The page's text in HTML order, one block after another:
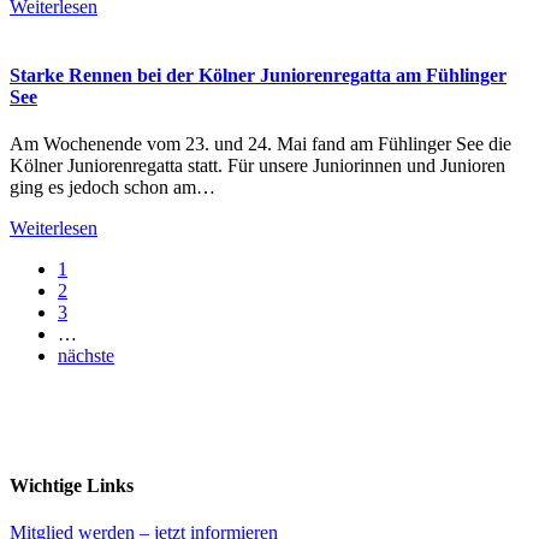
Weiterlesen
Starke Rennen bei der Kölner Juniorenregatta am Fühlinger
See
Am Wochenende vom 23. und 24. Mai fand am Fühlinger See die
Kölner Juniorenregatta statt. Für unsere Juniorinnen und Junioren
ging es jedoch schon am…
Weiterlesen
1
2
3
…
nächste
Wichtige Links
Mitglied werden – jetzt informieren